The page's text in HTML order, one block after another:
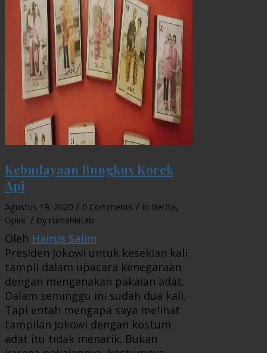
Kebudayaan Bungkus Korek
Api
Agustus 19, 2020 / 0 Comments / in Berita,
Opini / by rumahkitab
Oleh Hairus Salim
Presiden Jokowi untuk kesekian kali
tampil dalam upacara kenegaraan
dengan mengenakan pakaian adat.
Dalam seminggu ini sudah dua kali.
Tapi entah mengapa saya melihat
tampilan Jokowi dengan kostum
adat itu tidak menarik. Bukan